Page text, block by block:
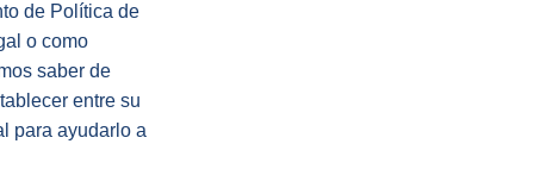
de Política de
o como
saber de
entre su
para ayudarlo a